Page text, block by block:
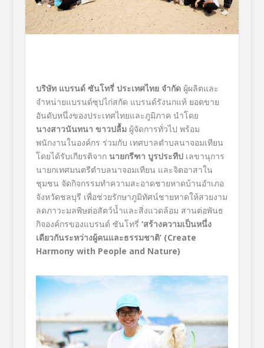
บริษัท แบรนด์ ซันโทรี่ ประเทศไทย จำกัด ผู้ผลิตและ
จำหน่ายแบรนด์ซุปไก่สกัด แบรนด์รังนกแท้ ยอดขาย
อันดับหนึ่งของประเทศไทยและภูมิภาค นำโดย
นางสาวนันทนา ขาวปลื้ม ผู้จัดการทั่วไป พร้อม
พนักงานในองค์กร ร่วมกับ เทศบาลตำบลนาจอมเทียน
โดยได้รับเกียรติจาก นายกรีฑา บูรประทีปเลขานุการ
นายกเทศมนตรีตำบลนาจอมเทียน และจิตอาสาใน
ชุมชน จัดกิจกรรมทำความสะอาดชายหาดบ้านอำเภอ
จังหวัดชลบุรี เพื่อช่วยรักษาภูมิทัศน์ชายหาดให้สวยงาม
ลดภาวะมลพิษต่อสัตว์น้ำและสิ่งแวดล้อม สานต่อพันธ
กิจองค์กรของแบรนด์ ซันโทรี่ ‘สร้างความเป็นหนึ่ง
เดียวกันระหว่างผู้คนและธรรมชาติ’ (Create
Harmony with People and Nature)